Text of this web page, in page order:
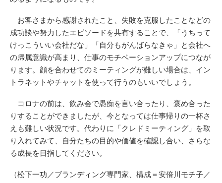
お客さまから感謝されたこと、失敗を克服したことなどの
成功談や努力したエピソードを共有することで、「うちって
けっこういい会社だな」「自分もがんばらなきゃ」と会社へ
の帰属意識が高まり、仕事のモチベーションアップにつなが
ります。顔を合わせてのミーティングが難しい場合は、イン
トラネットやチャットを使って行うのもいいでしょう。
コロナの前は、飲み会で愚痴を言い合ったり、褒め合った
りすることができましたが、今となっては仕事帰りの一杯さ
えも難しい状況です。代わりに「クレドミーティング」を取
り入れてみて、自分たちの目的や価値を確認し合い、さらな
る成長を目指してください。
（松下一功／ブランディング専門家、構成＝安倍川モチ子／